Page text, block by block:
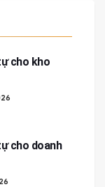
cho kho
cho doanh